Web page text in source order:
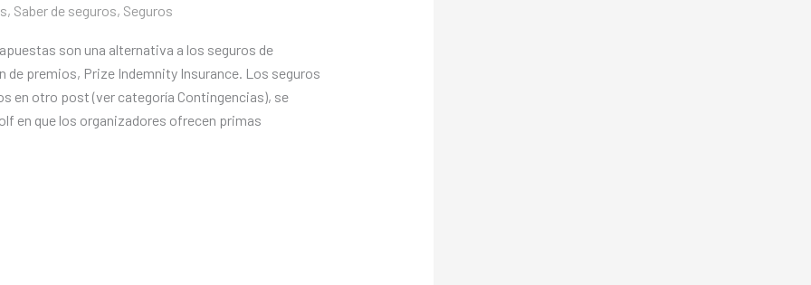
, Saber de seguros, Seguros
son una alternativa a los seguros de
de premios, Prize Indemnity Insurance. Los seguros
en otro post (ver categoría Contingencias), se
en que los organizadores ofrecen primas